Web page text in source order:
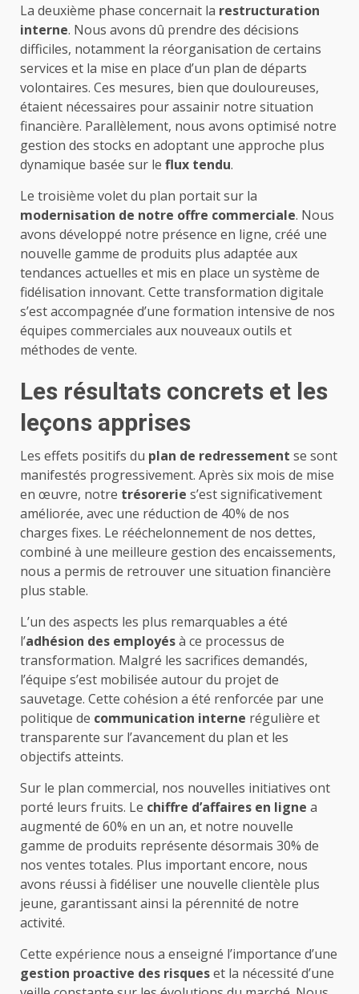
La deuxième phase concernait la restructuration
interne. Nous avons dû prendre des décisions
difficiles, notamment la réorganisation de certains
services et la mise en place d’un plan de départs
volontaires. Ces mesures, bien que douloureuses,
étaient nécessaires pour assainir notre situation
financière. Parallèlement, nous avons optimisé notre
gestion des stocks en adoptant une approche plus
dynamique basée sur le flux tendu.
Le troisième volet du plan portait sur la
modernisation de notre offre commerciale. Nous
avons développé notre présence en ligne, créé une
nouvelle gamme de produits plus adaptée aux
tendances actuelles et mis en place un système de
fidélisation innovant. Cette transformation digitale
s’est accompagnée d’une formation intensive de nos
équipes commerciales aux nouveaux outils et
méthodes de vente.
Les résultats concrets et les
leçons apprises
Les effets positifs du plan de redressement se sont
manifestés progressivement. Après six mois de mise
en œuvre, notre trésorerie s’est significativement
améliorée, avec une réduction de 40% de nos
charges fixes. Le rééchelonnement de nos dettes,
combiné à une meilleure gestion des encaissements,
nous a permis de retrouver une situation financière
plus stable.
L’un des aspects les plus remarquables a été
l’adhésion des employésà ce processus de
transformation. Malgré les sacrifices demandés,
l’équipe s’est mobilisée autour du projet de
sauvetage. Cette cohésion a été renforcée par une
politique de communication interne régulière et
transparente sur l’avancement du plan et les
objectifs atteints.
Sur le plan commercial, nos nouvelles initiatives ont
porté leurs fruits. Le chiffre d’affaires en ligne a
augmenté de 60% en un an, et notre nouvelle
gamme de produits représente désormais 30% de
nos ventes totales. Plus important encore, nous
avons réussi à fidéliser une nouvelle clientèle plus
jeune, garantissant ainsi la pérennité de notre
activité.
Cette expérience nous a enseigné l’importance d’une
gestion proactive des risqueset la nécessité d’une